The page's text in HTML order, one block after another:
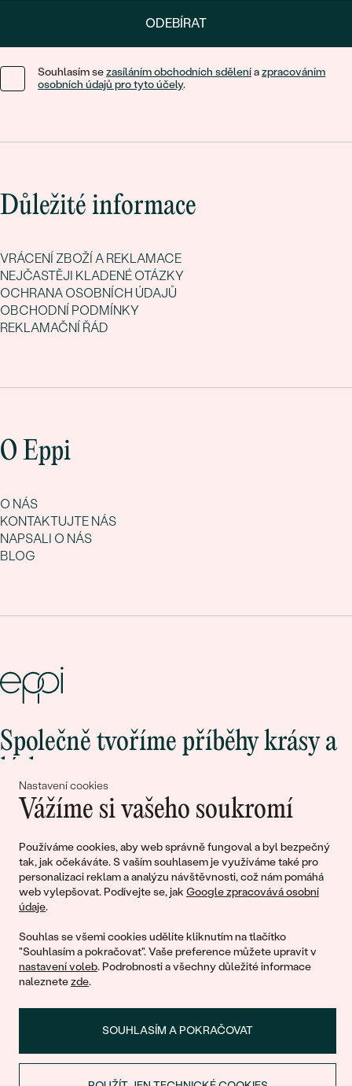
Nastavení cookies
Vážíme si vašeho soukromí
Používáme cookies, aby web správně fungoval a byl bezpečný
tak, jak očekáváte. S vaším souhlasem je využíváme také pro
personalizaci reklam a analýzu návštěvnosti, což nám pomáhá
web vylepšovat. Podívejte se, jak Google zpracovává osobní
údaje.
Souhlas se všemi cookies udělíte kliknutím na tlačítko
"Souhlasím a pokračovat". Vaše preference můžete upravit v
nastavení voleb. Podrobnosti a všechny důležité informace
naleznetezde.
SOUHLASÍM A POKRAČOVAT
ODEBÍRAT
Souhlasím sezasíláním obchodních sděleníazpracováním
osobních údajů pro tyto účely.
Důležité informace
VRÁCENÍ ZBOŽÍ A REKLAMACE
NEJČASTĚJI KLADENÉ OTÁZKY
OCHRANA OSOBNÍCH ÚDAJŮ
OBCHODNÍ PODMÍNKY
REKLAMAČNÍ ŘÁD
O Eppi
O NÁS
KONTAKTUJTE NÁS
NAPSALI O NÁS
BLOG
Společně tvoříme příběhy krásy a
Připojte se k nám!
© 2011 - 2026, Eppi.cz